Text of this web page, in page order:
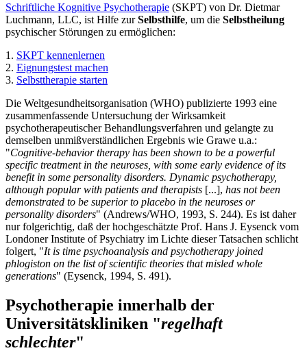
Schriftliche Kognitive Psychotherapie (SKPT) von Dr. Dietmar
Luchmann, LLC, ist Hilfe zurSelbsthilfe, um die Selbstheilung
psychischer Störungen zu ermöglichen:
1. SKPT kennenlernen
2. Eignungstest machen
3. Selbsttherapie starten
Die Weltgesundheitsorganisation (WHO) publizierte 1993 eine
zusammenfassende Untersuchung der Wirksamkeit
psychotherapeutischer Behandlungsverfahren und gelangte zu
demselben unmißverständlichen Ergebnis wie Grawe u.a.:
"Cognitive-behavior therapy has been shown to be a powerful
specific treatment in the neuroses, with some early evidence of its
benefit in some personality disorders. Dynamic psychotherapy,
although popular with patients and therapists [...], has not been
demonstrated to be superior to placebo in the neuroses or
personality disorders" (Andrews/WHO, 1993, S. 244). Es ist daher
nur folgerichtig, daß der hochgeschätzte Prof. Hans J. Eysenck vom
Londoner Institute of Psychiatry im Lichte dieser Tatsachen schlicht
folgert, "It is time psychoanalysis and psychotherapy joined
phlogiston on the list of scientific theories that misled whole
generations" (Eysenck, 1994, S. 491).
Psychotherapie innerhalb der
Universitätskliniken "regelhaft
schlechter"